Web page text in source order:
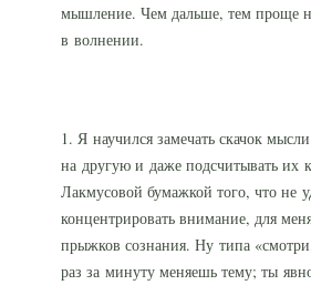
мышление. Чем дальше, тем проще
в волнении.
1. Я научился замечать скачок
на другую и даже подсчитывать их
Лакмусовой бумажкой того, что не
концентрировать внимание, для
прыжков сознания. Ну типа
раз за минуту меняешь тему; ты